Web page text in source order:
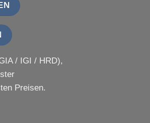
/ IGI / HRD),
Preisen.